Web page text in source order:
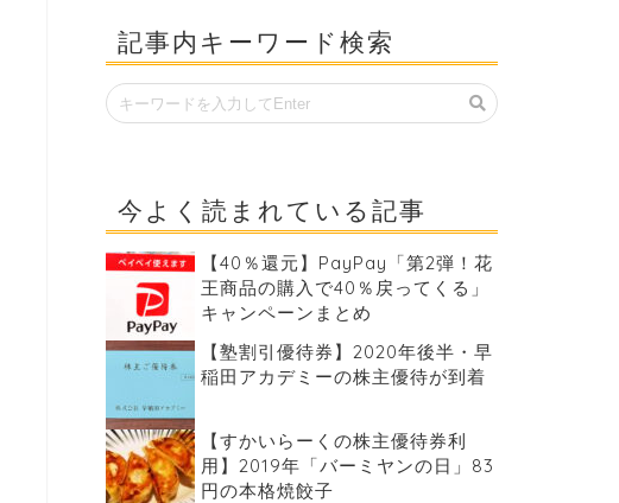
記事内キーワード検索
今よく読まれている記事
【40％還元】PayPay「第2弾！花
王商品の購入で40％戻ってくる」
キャンペーンまとめ
【塾割引優待券】2020年後半・早
稲田アカデミーの株主優待が到着
【すかいらーくの株主優待券利
用】2019年「バーミヤンの日」83
円の本格焼餃子